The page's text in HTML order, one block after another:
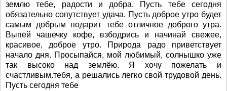
землю тебе, радости и добра. Пусть тебе сегодня
обязательно сопутствует удача. Пусть доброе утро будет
самым добрым подарит тебе отличное доброго утра.
Выпей чашечку кофе, взбодрись и начинай свежее,
красивое, доброе утро. Природа радо приветствует
начало дня. Просыпайся, мой любимый, солнышко уже
так высоко над землёю. Я хочу пожелать и
счастливым.тебя, а решались легко свой трудовой день.
Пусть сегодня тебе